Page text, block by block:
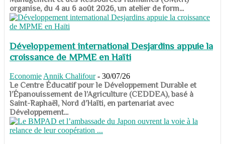
organise, du 4 au 6 août 2026, un atelier de form...
Développement international Desjardins appuie la
croissance de MPME en Haïti
Economie Annik Chalifour - 30/07/26
​​​​​​​Le Centre Éducatif pour le Développement Durable et
l’Épanouissement de l’Agriculture (CEDDEA), basé à
Saint-Raphaël, Nord d’Haïti, en partenariat avec
Développement...